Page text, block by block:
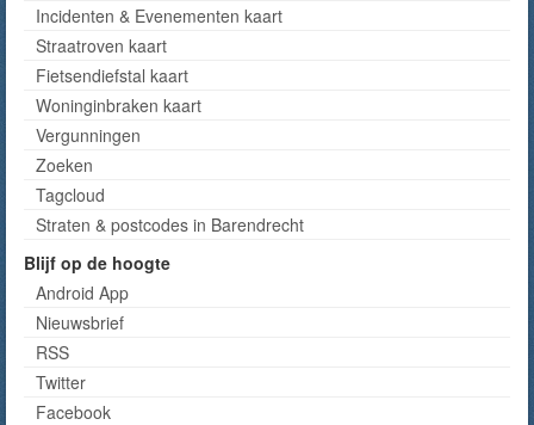
Incidenten & Evenementen kaart
Straatroven kaart
Fietsendiefstal kaart
Woninginbraken kaart
Vergunningen
Zoeken
Tagcloud
Straten & postcodes in Barendrecht
Blijf op de hoogte
Android App
Nieuwsbrief
RSS
Twitter
Facebook